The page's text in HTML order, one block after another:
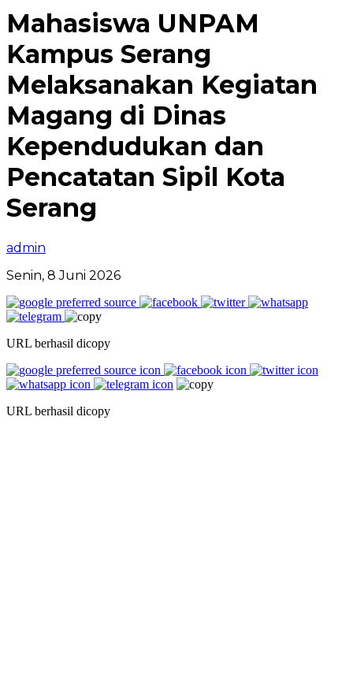
Mahasiswa UNPAM
Kampus Serang
Melaksanakan Kegiatan
Magang di Dinas
Kependudukan dan
Pencatatan Sipil Kota
Serang
admin
Senin, 8 Juni 2026
URL berhasil dicopy
URL berhasil dicopy